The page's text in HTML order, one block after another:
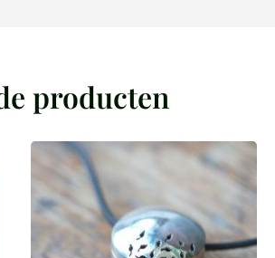
producten